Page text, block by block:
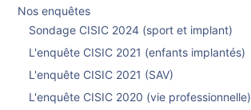
Nos enquêtes
Sondage CISIC 2024 (sport et implant)
L'enquête CISIC 2021 (enfants implantés)
L'enquête CISIC 2021 (SAV)
L'enquête CISIC 2020 (vie professionnelle)